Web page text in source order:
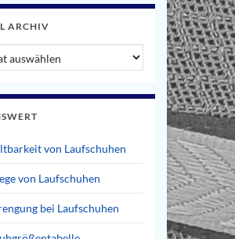
ARCHIV
Archiv
von Laufschuhen
von Laufschuhen
bei Laufschuhen